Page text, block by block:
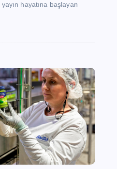
hayatına başlayan